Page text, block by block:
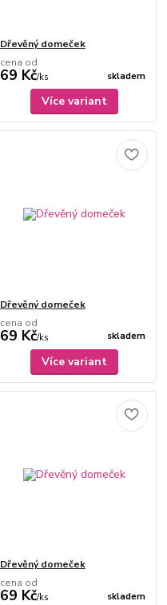
Dřevěný domeček
cena od
69 Kč/ks skladem
Více variant
Dřevěný domeček
cena od
69 Kč/ks skladem
Více variant
Dřevěný domeček
cena od
69 Kč/ks skladem